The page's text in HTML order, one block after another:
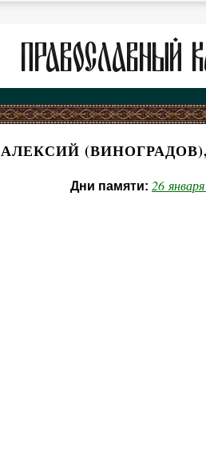
АЛЕКСИЙ
Дни памяти: 26